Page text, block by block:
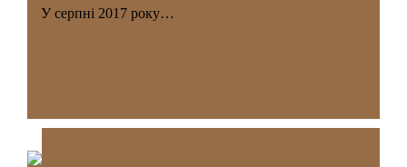
У серпні 2017 року…